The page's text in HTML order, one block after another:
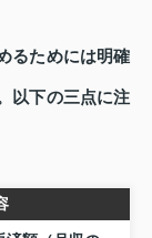
るためには明確
以下の三点に注